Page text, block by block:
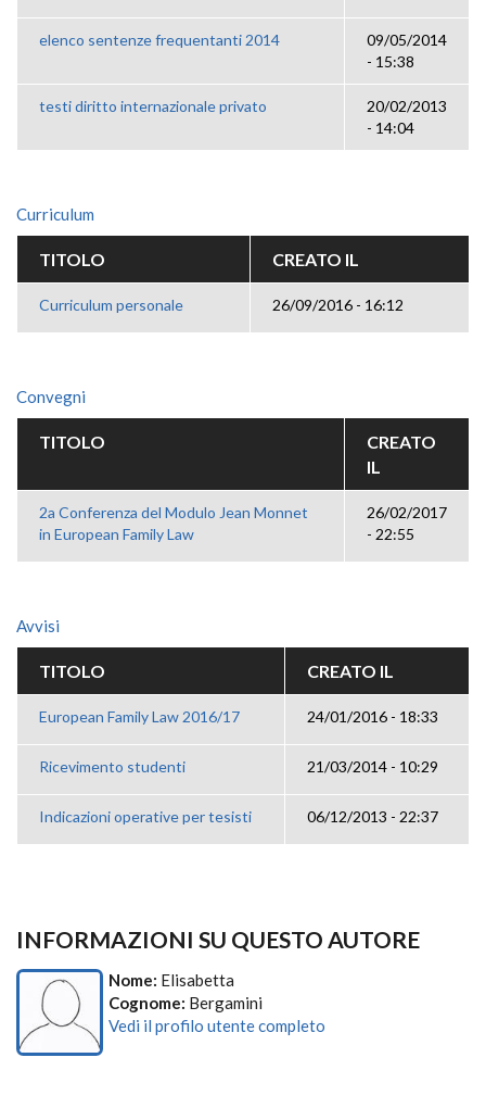
elenco sentenze frequentanti 2014
09/05/2014
- 15:38
testi diritto internazionale privato
20/02/2013
- 14:04
Curriculum
TITOLO CREATO IL
Curriculum personale 26/09/2016 - 16:12
Convegni
TITOLO
CREATO
IL
2a Conferenza del Modulo Jean Monnet
in European Family Law
26/02/2017
- 22:55
Avvisi
TITOLO CREATO IL
European Family Law 2016/17 24/01/2016 - 18:33
Ricevimento studenti 21/03/2014 - 10:29
Indicazioni operative per tesisti 06/12/2013 - 22:37
INFORMAZIONI SU QUESTO AUTORE
Nome: Elisabetta
Cognome: Bergamini
Vedi il profilo utente completo